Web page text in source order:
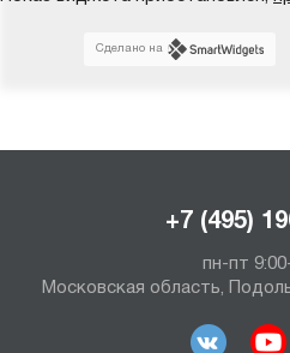
Сделано на
+7 (495)
пн-пт
Московская область,